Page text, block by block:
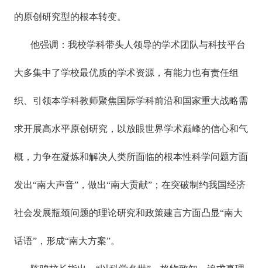
的原创研究型的根本转变。
他强调：我校学科带头人领导的学术团队与科技平台
大多集中了学校最优质的学术资源，有能力也有责任组
织、引领本学科教师聚焦国际学科前沿和国家重大战略需
求开展高水平原创研究，以放眼世界学术巅峰的信心和气
概，力争在凝炼和解决人类所面临的根本性科学问题方面
发出“南大声音”，做出“南大贡献”；在突破制约我国经济
社会发展瓶颈问题的理论研究和政策建言方面凸显“南大
话语”，形成“南大方案”。